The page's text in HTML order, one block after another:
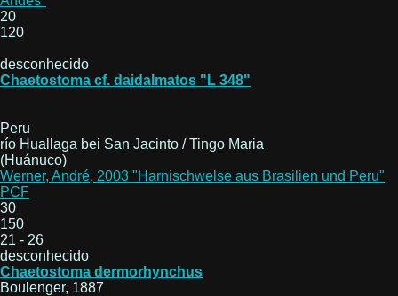
20
120
desconhecido
Chaetostoma cf. daidalmatos "L 348"
Peru
río Huallaga bei San Jacinto / Tingo Maria
(Huánuco)
Werner, André, 2003 "Harnischwelse aus Brasilien und Peru"
PCF
30
150
21 - 26
desconhecido
Chaetostoma dermorhynchus
Boulenger, 1887